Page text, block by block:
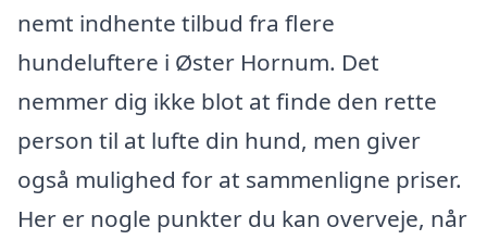
nemt indhente tilbud fra flere
hundeluftere i Øster Hornum. Det
nemmer dig ikke blot at finde den rette
person til at lufte din hund, men giver
også mulighed for at sammenligne priser.
Her er nogle punkter du kan overveje, når